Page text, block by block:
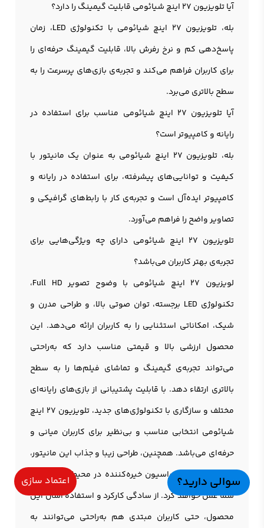
آیا تلویزیون 27 اینچ شیائومی قابلیت گیمینگ را دارد؟
بله، تلویزیون 27 اینچ شیائومی با تکنولوژی LED، زمان
پاسخ‌دهی کم و نرخ رفرش بالا، قابلیت گیمینگ حرفه‌ای را
برای کاربران فراهم می‌کند و تجربه‌ی بازی‌های پرسرعت را به
سطح بالاتری می‌برد.
آیا تلویزیون 27 اینچ شیائومی مناسب برای استفاده در
رایانه و کامپیوتر است؟
بله، تلویزیون 27 اینچ شیائومی به عنوان یک مانیتور با
کیفیت و توانایی‌های پیشرفته، برای استفاده در رایانه و
کامپیوتر ایده‌آل است و تجربه‌ی کار با رابط‌های گرافیکی و
تصاویر واضح را فراهم می‌آورد.
تلویزیون 27 اینچ شیائومی دارای چه ویژگی‌هایی برای
تجربه‌ی بهتر کاربران می‌باشد؟
لویزیون 27 اینچ شیائومی با وضوح تصویر Full HD،
تکنولوژی LED برجسته، توان صوتی بالا، و طراحی مدرن و
شیک، امکاناتی استثنایی را به کاربران ارائه می‌دهد. این
محصول ارزشی بالا و قیمتی مناسب دارد که به‌راحتی
می‌تواند تجربه‌ی گیمینگ و تماشای فیلم‌ها را به سطح
بالاتری ارتقاء دهد. با قابلیت پشتیبانی از بازی‌های رایانه‌ای
مختلف و سازگاری با تکنولوژی‌های جدید، تلویزیون 27 اینچ
شیائومی انتخابی مناسب و بی‌نظیر برای کاربران میانی و
حرفه‌ای می‌باشد. همچنین، طراحی زیبا و جذاب این مانیتور،
به عنوان یک دکوراسیون خیره‌کننده در محیط کار یا منزل
شما عمل خواهد کرد. از سادگی کارکرد و استفاده آسان این
محصول، حتی کاربران مبتدی هم به‌راحتی می‌توانند به
سوالی دارید؟ اعتماد سازی